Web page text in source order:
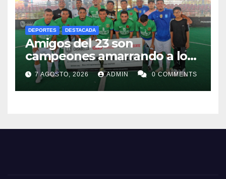
DEPORTES DESTACADA
Amigos del 23 son
campeones amarrando a los
“Perros Bravos”
7 AGOSTO, 2026 ADMIN 0 COMMENTS